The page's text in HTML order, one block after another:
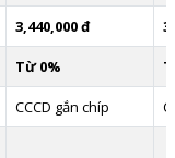
3,440,000 đ
Từ 0%
CCCD gắn chíp